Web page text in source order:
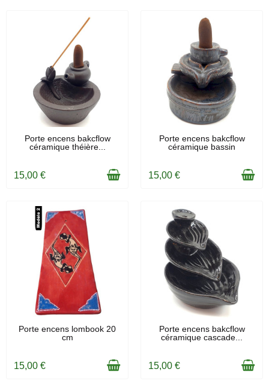
EN STOCK
Porte encens bakcflow
céramique théière...
15,00 €
EN STOCK
Porte encens bakcflow
céramique bassin
15,00 €
EN STOCK
Porte encens lombook 20
cm
15,00 €
EN STOCK
Porte encens bakcflow
céramique cascade...
15,00 €